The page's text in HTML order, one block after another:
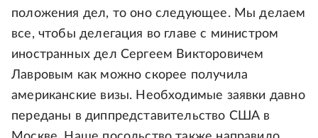
положения дел, то оно следующее. Мы делаем
все, чтобы делегация во главе с министром
иностранных дел Сергеем Викторовичем
Лавровым как можно скорее получила
американские визы. Необходимые заявки давно
переданы в диппредставительство США в